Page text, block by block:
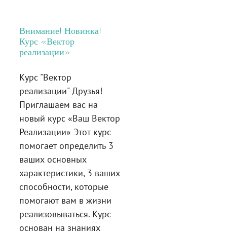
Внимание! Новинка!
Курс «Вектор
реализации»
Курс "Вектор
реализации" Друзья!
Приглашаем вас на
новый курс «Ваш Вектор
Реализации» Этот курс
помогает определить 3
ваших основных
характеристики, 3 ваших
способности, которые
помогают вам в жизни
реализовываться. Курс
основан на знаниях